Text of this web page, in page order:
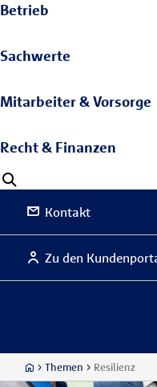
Betrieb
Sachwerte
Mitarbeiter & Vorsorge
Recht & Finanzen
Kontakt
Zu den
Themen Resilienz